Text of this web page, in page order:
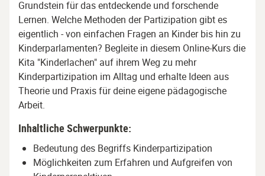
Grundstein für das entdeckende und forschende
Lernen. Welche Methoden der Partizipation gibt es
eigentlich - von einfachen Fragen an Kinder bis hin zu
Kinderparlamenten? Begleite in diesem Online-Kurs die
Kita "Kinderlachen" auf ihrem Weg zu mehr
Kinderpartizipation im Alltag und erhalte Ideen aus
Theorie und Praxis für deine eigene pädagogische
Arbeit.
Inhaltliche Schwerpunkte:
Bedeutung des Begriffs Kinderpartizipation
Möglichkeiten zum Erfahren und Aufgreifen von